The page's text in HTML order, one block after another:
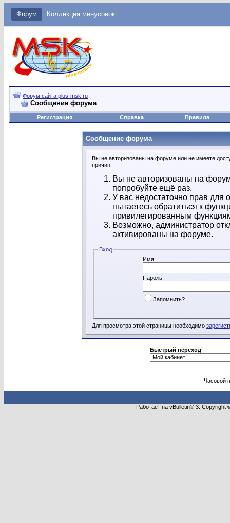
Форум Коллекция минусовок
Форум сайта plus-msk.ru
Сообщение форума
Регистрация Справка Правила
Сообщение форума
Вы не авторизованы на форуме или не имеете
причин:
Вы не авторизованы на
попробуйте ещё раз.
У вас недостаточно прав
пытаетесь обратиться к
привилегированным
Возможно, администратор
активированы на форуме.
Вход
Имя:
Пароль:
Запомнить?
Для просмотра этой страницы необходимо
Быстрый переход
Часовой
Работает на vBulletin® 3.